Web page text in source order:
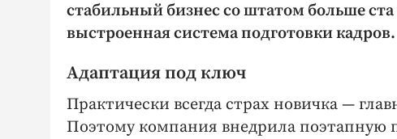
стабильный бизнес со штатом больше
выстроенная система подготовки кадров.
Адаптация под ключ
Практически всегда страх новичка —
Поэтому компания внедрила поэтапную